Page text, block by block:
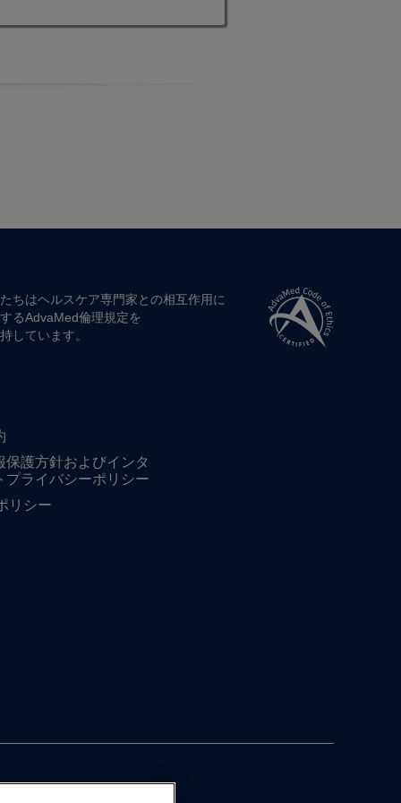
ちは​ヘルスケア専門家との​相互作用に​
る​AdvaMed倫理規定を​
しています。
保護方針およびインタ
プライバシーポリシー
リシー